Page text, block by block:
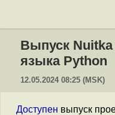
Выпуск
языка Python
12.05.2024 08:25 (MSK)
Доступен выпуск